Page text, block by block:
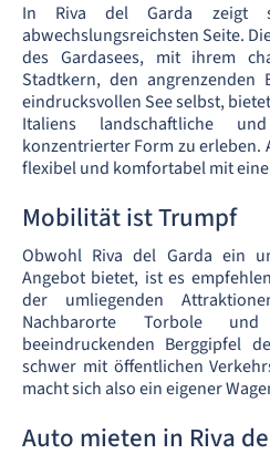
In Riva del Garda zeigt
abwechslungsreichsten Seite.
des Gardasees, mit ihrem
Stadtkern, den angrenzenden
eindrucksvollen See selbst,
Italiens landschaftliche
konzentrierter Form zu erleben.
flexibel und komfortabel mit
Mobilität ist Trumpf
Obwohl Riva del Garda ein
Angebot bietet, ist es
der umliegenden
Nachbarorte Torbole
beeindruckenden Berggipfel
schwer mit öffentlichen
macht sich also ein eigener
Auto mieten in Riva